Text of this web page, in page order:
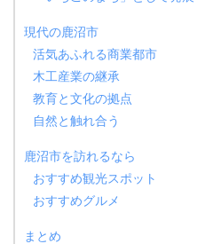
現代の鹿沼市
活気あふれる商業都市
木工産業の継承
教育と文化の拠点
自然と触れ合う
鹿沼市を訪れるなら
おすすめ観光スポット
おすすめグルメ
まとめ